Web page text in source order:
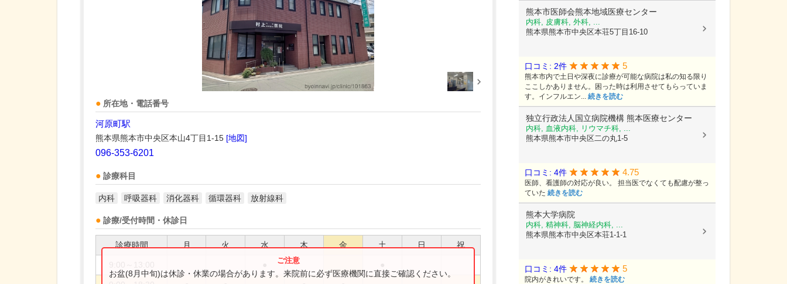
所在地・電話番号
河原町駅
熊本県熊本市中央区本山4丁目1-15 [地図]
096-353-6201
診療科目
内科 呼吸器科 消化器科 循環器科 放射線科
診療/受付時間・休診日
診療時間 月 火 水 木 金 土 日 祝
お盆(8月中旬)は休診・休業の場合があります。来院前に必ず医療機関に直接ご確認ください。
熊本市医師会熊本地域医療センター
内科, 皮膚科, 外科, ...
熊本県熊本市中央区本荘5丁目16-10
口コミ: 2件 5
熊本市内で土日や深夜に診療が可能な病院は私の知る限り
ここしかありません。困った時は利用させてもらっていま
す。インフルエン... 続きを読む
独立行政法人国立病院機構 熊本医療センター
内科, 血液内科, リウマチ科, ...
熊本県熊本市中央区二の丸1-5
口コミ: 4件 4.75
医師、看護師の対応が良い。 担当医でなくても配慮が整っ
ていた 続きを読む
熊本大学病院
内科, 精神科, 脳神経内科, ...
熊本県熊本市中央区本荘1-1-1
口コミ: 4件 5
院内がきれいです。 続きを読む